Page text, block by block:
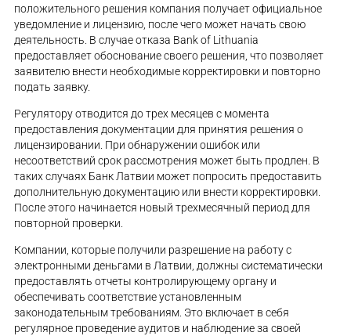
положительного решения компания получает официальное
уведомление и лицензию, после чего может начать свою
деятельность. В случае отказа Bank of Lithuania
предоставляет обоснование своего решения, что позволяет
заявителю внести необходимые корректировки и повторно
подать заявку.
Регулятору отводится до трех месяцев с момента
предоставления документации для принятия решения о
лицензировании. При обнаружении ошибок или
несоответствий срок рассмотрения может быть продлен. В
таких случаях Банк Латвии может попросить предоставить
дополнительную документацию или внести корректировки.
После этого начинается новый трехмесячный период для
повторной проверки.
Компании, которые получили разрешение на работу с
электронными деньгами в Латвии, должны систематически
предоставлять отчеты контролирующему органу и
обеспечивать соответствие установленным
законодательным требованиям. Это включает в себя
регулярное проведение аудитов и наблюдение за своей